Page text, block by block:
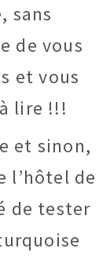
sans
de vous
et vous
lire !!!
et sinon,
l’hôtel de
de tester